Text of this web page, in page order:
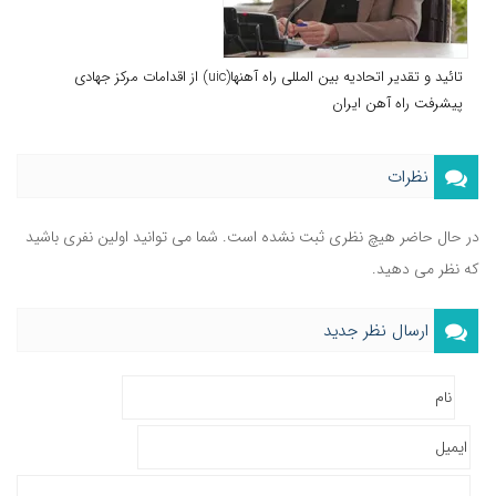
تائید و تقدیر اتحادیه بین المللی راه آهنها(uic) از اقدامات مرکز جهادی
پیشرفت راه آهن ایران
نظرات
در حال حاضر هیچ نظری ثبت نشده است. شما می توانید اولین نفری باشید
که نظر می دهید.
ارسال نظر جدید